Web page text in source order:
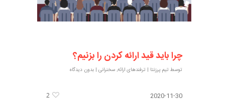
چرا باید قید ارائه کردن را بزنیم؟
توسط تیم پرزنتا | ترفندهای ارائه,سخنرانی |بدون دیدگاه
2020-11-30
2